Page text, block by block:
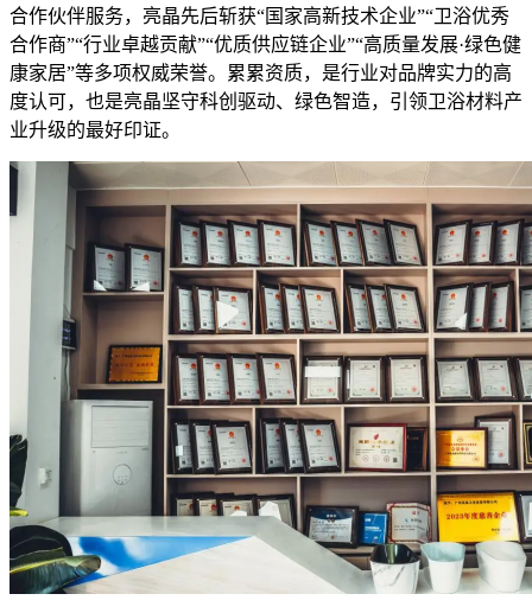
合作伙伴服务，亮晶先后斩获“国家高新技术企业”“卫浴优秀
合作商”“行业卓越贡献”“优质供应链企业”“高质量发展·绿色健
康家居”等多项权威荣誉。累累资质，是行业对品牌实力的高
度认可，也是亮晶坚守科创驱动、绿色智造，引领卫浴材料产
业升级的最好印证。